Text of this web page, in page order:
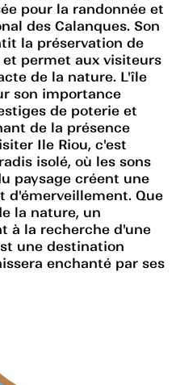
pour la randonnée et
des Calanques. Son
la préservation de
permet aux visiteurs
de la nature. L'île
son importance
de poterie et
de la présence
Ile Riou, c'est
isolé, où les sons
paysage créent une
d'émerveillement. Que
la nature, un
à la recherche d'une
une destination
enchanté par ses